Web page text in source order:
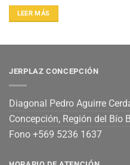
LEER MÁS
JERPLAZ CONCEPCIÓN
Diagonal Pedro Aguirre
Concepción, Región del Bío
Fono +569 5236 1637